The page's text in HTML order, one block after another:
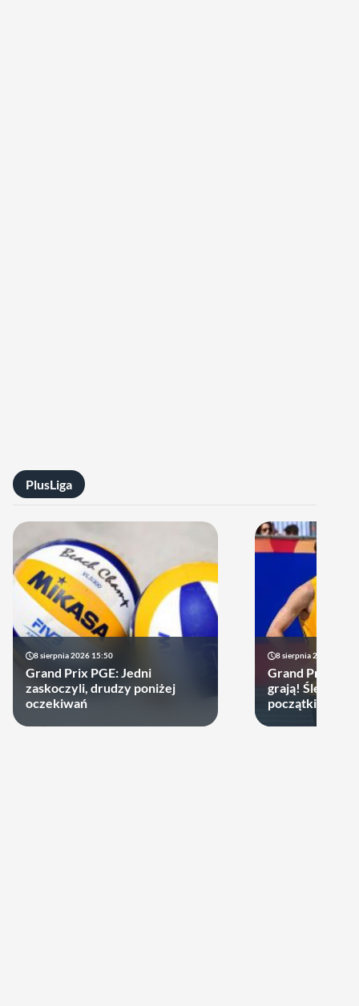
PlusLiga
8 sierpnia 2026 15:50
Grand Prix PGE: Jedni
zaskoczyli, drudzy poniżej
oczekiwań
8 sierpnia 2026 13:09
Grand Prix
grają! Ślepsk i
początkiem